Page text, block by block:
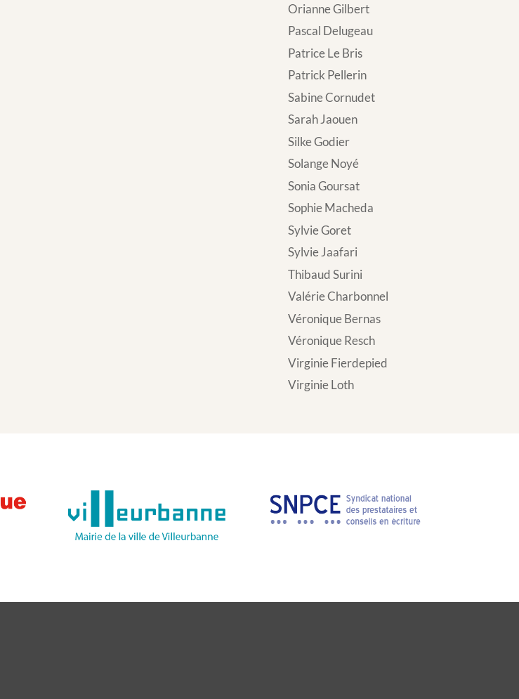
Orianne Gilbert
Pascal Delugeau
Patrice Le Bris
Patrick Pellerin
Sabine Cornudet
Sarah Jaouen
Silke Godier
Solange Noyé
Sonia Goursat
Sophie Macheda
Sylvie Goret
Sylvie Jaafari
Thibaud Surini
Valérie Charbonnel
Véronique Bernas
Véronique Resch
Virginie Fierdepied
Virginie Loth